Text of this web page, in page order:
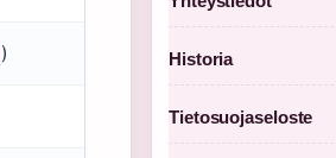
) Historia
Tietosuojaseloste